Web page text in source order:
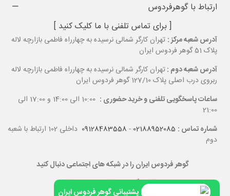
ارتباط با گوهرفردوس
[ برای تماس تلفنی با ما کلیک کنید ]
آدرس شعبه مرکز : تهران کارگر شمالی نرسیده به چهارراه فاطمی بازارچه لاله
پلاک 51 گوهر فردوس ایران
آدرس شعبه دوم :تهران کارگر شمالی نرسیده به چهارراه فاطمی بازارچه لاله
ربروی درب اصلی پلاک 127/10 گوهر فردوس ایران
ساعات پاسخگویی تلفنی و خرید حضوری :
10:00 الی 14:00 و 17:00 الی
21:00
شماره تماس : 02188952085
-
09128483558
داخلی 102 ارتباط با شعبه
دوم
گوهر فردوس ایران را در شبکه های اجتماعی دنبال کنید
پشتیبانی گوهر فردوس ایران